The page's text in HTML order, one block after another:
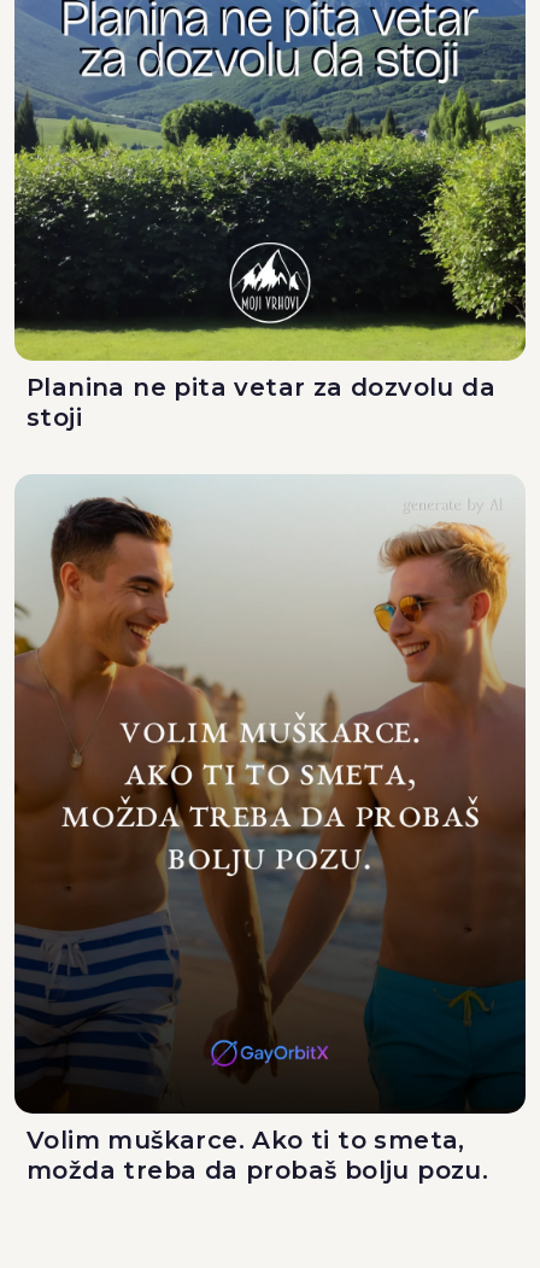
Planina ne pita vetar za dozvolu da
stoji
Volim muškarce. Ako ti to smeta,
možda treba da probaš bolju pozu.